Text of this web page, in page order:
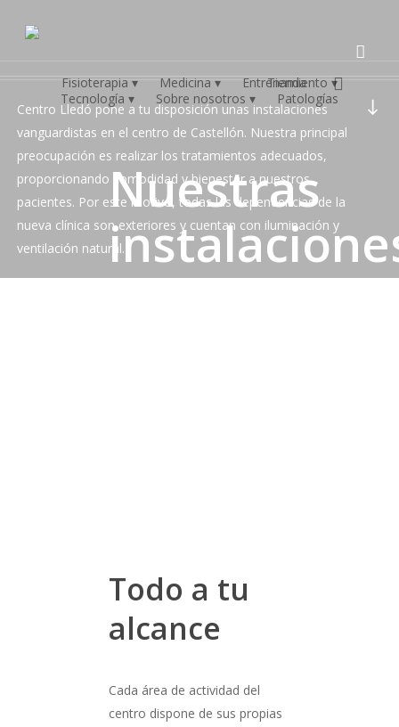
Fisioterapia ▾ Medicina ▾
Entrenamiento ▾
Tecnología ▾
Sobre nosotros ▾ Patologías
Tienda
Nuestras
Centro Lledó pone a tu disposición unas instalaciones
vanguardistas en el centro de Castellón. Nuestra principal
preocupación es realizar los tratamientos adecuados,
proporcionando comodidad y bienestar a nuestros
pacientes. Por este motivo, todas las dependencias de la
nueva clínica son exteriores y cuentan con iluminación y
ventilación natural.
Navigate to the next
Todo a tu
alcance
Cada área de actividad del
centro dispone de sus propias